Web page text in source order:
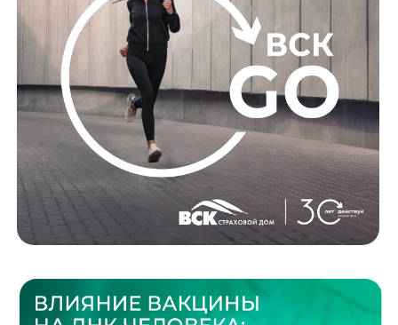
Для решения этой задачи разработали
Решение